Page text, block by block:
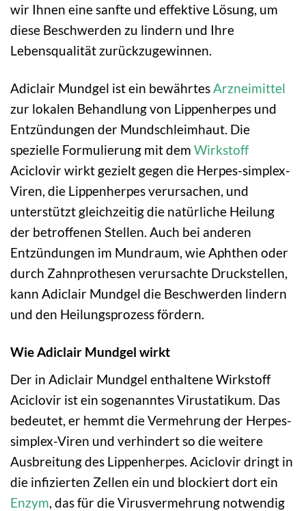
wir Ihnen eine sanfte und effektive Lösung, um
diese Beschwerden zu lindern und Ihre
Lebensqualität zurückzugewinnen.
Adiclair Mundgel ist ein bewährtesArzneimittel
zur lokalen Behandlung von Lippenherpes und
Entzündungen der Mundschleimhaut. Die
spezielle Formulierung mit dem Wirkstoff
Aciclovir wirkt gezielt gegen die Herpes-simplex-
Viren, die Lippenherpes verursachen, und
unterstützt gleichzeitig die natürliche Heilung
der betroffenen Stellen. Auch bei anderen
Entzündungen im Mundraum, wie Aphthen oder
durch Zahnprothesen verursachte Druckstellen,
kann Adiclair Mundgel die Beschwerden lindern
und den Heilungsprozess fördern.
Wie Adiclair Mundgel wirkt
Der in Adiclair Mundgel enthaltene Wirkstoff
Aciclovir ist ein sogenanntes Virustatikum. Das
bedeutet, er hemmt die Vermehrung der Herpes-
simplex-Viren und verhindert so die weitere
Ausbreitung des Lippenherpes. Aciclovir dringt in
die infizierten Zellen ein und blockiert dort ein
Enzym, das für die Virusvermehrung notwendig